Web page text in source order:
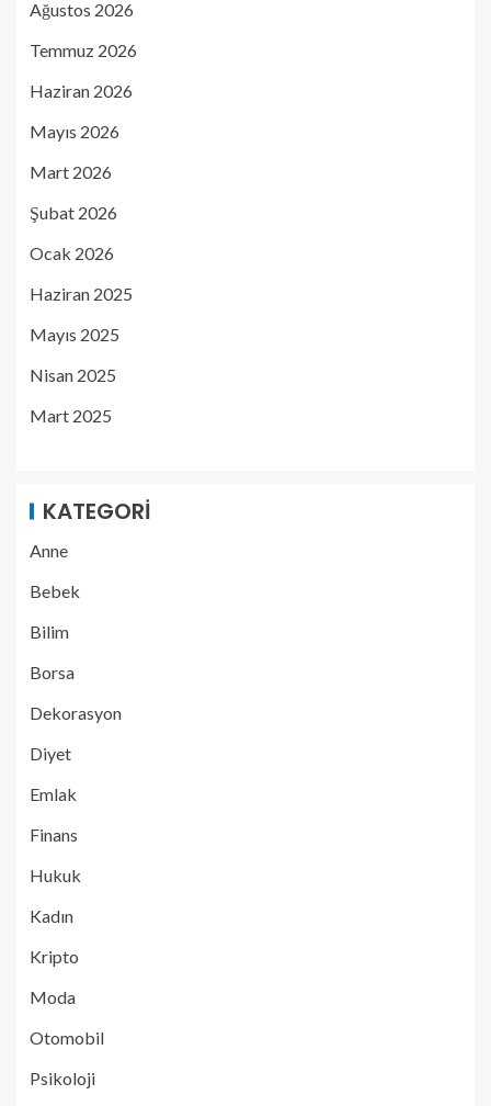
Ağustos 2026
Temmuz 2026
Haziran 2026
Mayıs 2026
Mart 2026
Şubat 2026
Ocak 2026
Haziran 2025
Mayıs 2025
Nisan 2025
Mart 2025
KATEGORI
Anne
Bebek
Bilim
Borsa
Dekorasyon
Diyet
Emlak
Finans
Hukuk
Kadın
Kripto
Moda
Otomobil
Psikoloji